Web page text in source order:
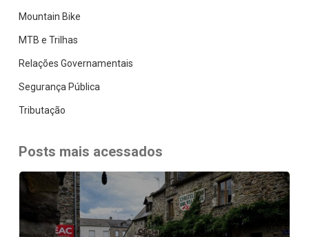
Mountain Bike
MTB e Trilhas
Relações Governamentais
Segurança Pública
Tributação
Posts mais acessados